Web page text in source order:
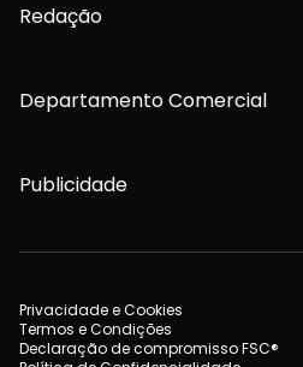
Redação
Departamento Comercial
Publicidade
Privacidade e Cookies
Termos e Condições
Declaração de compromisso FSC®